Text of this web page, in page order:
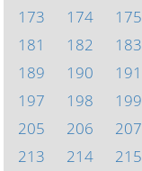
173
174 175
181
182 183
189
190 191
197
198 199
205
206 207
213
214 215